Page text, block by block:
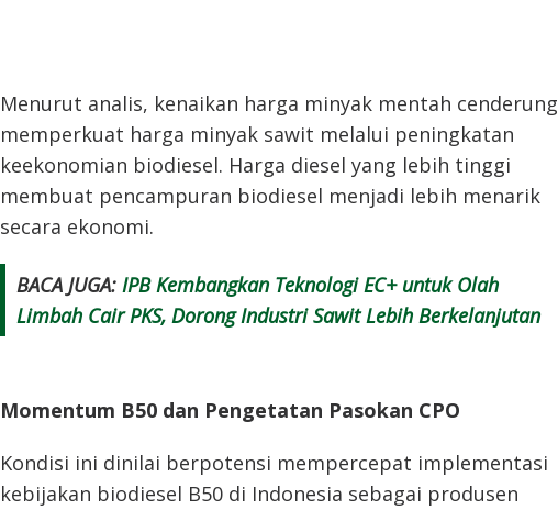
Menurut analis, kenaikan harga minyak mentah cenderung
memperkuat harga minyak sawit melalui peningkatan
keekonomian biodiesel. Harga diesel yang lebih tinggi
membuat pencampuran biodiesel menjadi lebih menarik
secara ekonomi.
BACA JUGA: IPB Kembangkan Teknologi EC+ untuk Olah
Limbah Cair PKS, Dorong Industri Sawit Lebih Berkelanjutan
Momentum B50 dan Pengetatan Pasokan CPO
Kondisi ini dinilai berpotensi mempercepat implementasi
kebijakan biodiesel B50 di Indonesia sebagai produsen